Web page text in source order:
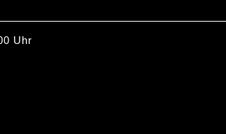
Uhr